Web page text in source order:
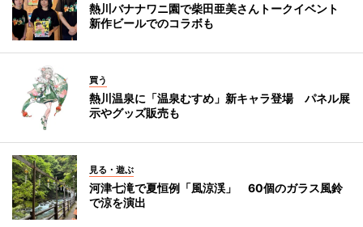
熱川バナナワニ園で柴田亜美さんトークイベント
新作ビールでのコラボも
買う
熱川温泉に「温泉むすめ」新キャラ登場 パネル展
示やグッズ販売も
見る・遊ぶ
河津七滝で夏恒例「風涼渓」 60個のガラス風鈴
で涼を演出